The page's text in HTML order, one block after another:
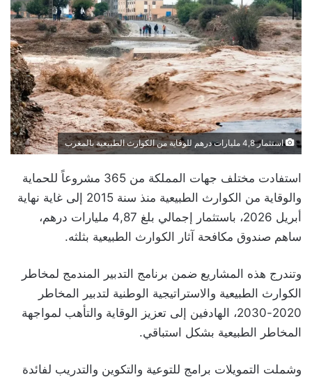
استثمار 4,8 مليارات درهم للوقاية من الكوارث الطبيعية بالمغرب
استفادت مختلف جهات المملكة من 365 مشروعاً للحماية
والوقاية من الكوارث الطبيعية منذ سنة 2015 إلى غاية نهاية
أبريل 2026، باستثمار إجمالي بلغ 4,87 مليارات درهم،
ساهم صندوق مكافحة آثار الكوارث الطبيعية بثلثه.
وتندرج هذه المشاريع ضمن برنامج التدبير المندمج لمخاطر
الكوارث الطبيعية والاستراتيجية الوطنية لتدبير المخاطر
2020-2030، الهادفين إلى تعزيز الوقاية والتأهب لمواجهة
المخاطر الطبيعية بشكل استباقي.
وشملت التمويلات برامج للتوعية والتكوين والتدريب لفائدة